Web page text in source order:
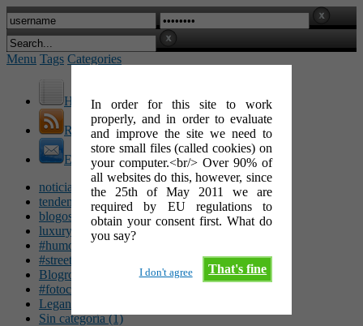
In order for this site to work
properly, and in order to evaluate
and improve the site we need to
store small files (called cookies) on
your computer.<br/> Over 90% of
all websites do this, however, since
the 25th of May 2011 we are
required by EU regulations to
obtain your consent first. What do
you say?
That's fine
I don't agree
Menu Tags Categories
Home
RSS Feed
E-Mail
noticias (142)
tendencias (100)
blogosfera (62)
luxury (49)
#humor (47)
#streetart (34)
Blogroll (26)
#fotocinéfila (25)
Leganés (16)
Sin categoría (1)